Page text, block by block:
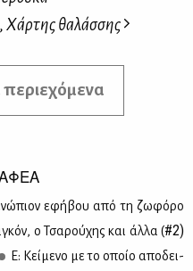
Χάρτης θαλάσσης
εφή­βου από τη ζω­φό­ρο
ο Τσα­ρού­χης και άλ­λα (#2)
Ε: Κεί­με­νο με το οποίο απο­δει­